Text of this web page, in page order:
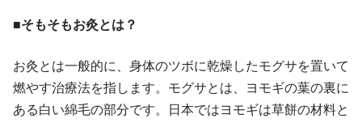
■そもそもお灸とは？
お灸とは一般的に、身体のツボに乾燥したモグサを置いて
燃やす治療法を指します。モグサとは、ヨモギの葉の裏に
ある白い綿毛の部分です。日本ではヨモギは草餅の材料と